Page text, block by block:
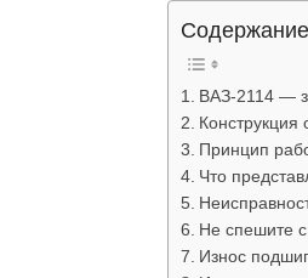
Содержание
ВАЗ-2114 —
Конструкция
Принцип
Что
Не спешите
Износ